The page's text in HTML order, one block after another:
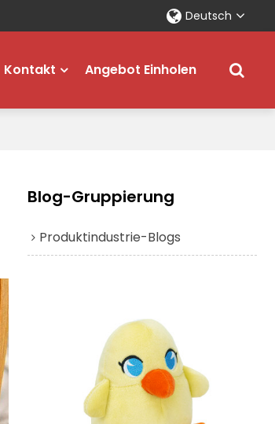
Deutsch
Kontakt Angebot Einholen
Blog-Gruppierung
Produktindustrie-Blogs